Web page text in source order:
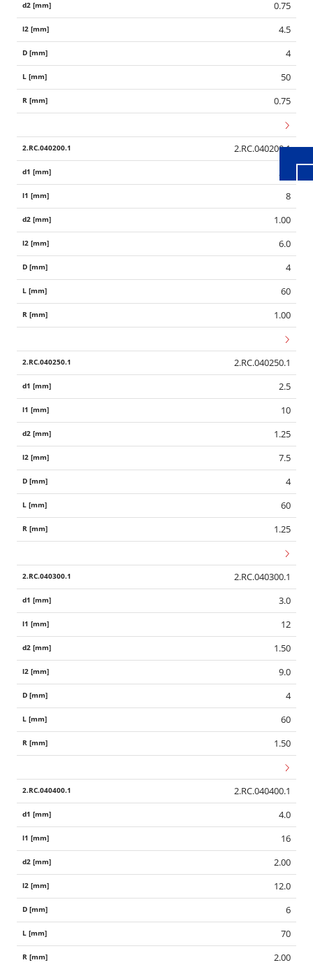
0.75
4.5
4
50
0.75
2.RC.040200.1
2.0
8
1.00
6.0
4
60
1.00
2.RC.040250.1
2.5
10
1.25
7.5
4
60
1.25
2.RC.040300.1
3.0
12
1.50
9.0
4
60
1.50
2.RC.040400.1
4.0
16
2.00
12.0
6
70
2.00